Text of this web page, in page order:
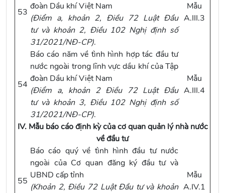
53
đoàn Dầu khí Việt Nam
(Điểm a, khoản 2, Điều 72 Luật Đầu
tưvà khoản 2, Điều 102 Nghị định số
31/2021/NĐ-CP).
Mẫu
A.III.3
54
Báo cáo năm về tình hình hợp tác đầu tư
nước ngoài trong lĩnh vực dầu khí của Tập
đoàn Dầu khí Việt Nam
(Điểm a, khoản 2 Điều 72 Luật Đầu
tưvà khoản 3, Điều 102 Nghị định số
31/2021/NĐ-CP).
Mẫu
A.III.4
IV. Mẫu báo cáo định kỳ của cơ quan quản lý nhà nước
về đầu tư
55
Báo cáo quý về tình hình đầu tư nước
ngoài của Cơ quan đăng ký đầu tư và
UBND cấp tỉnh
(Khoản 2, Điều 72 Luật Đầu tưvà khoản
Mẫu
A.IV.1